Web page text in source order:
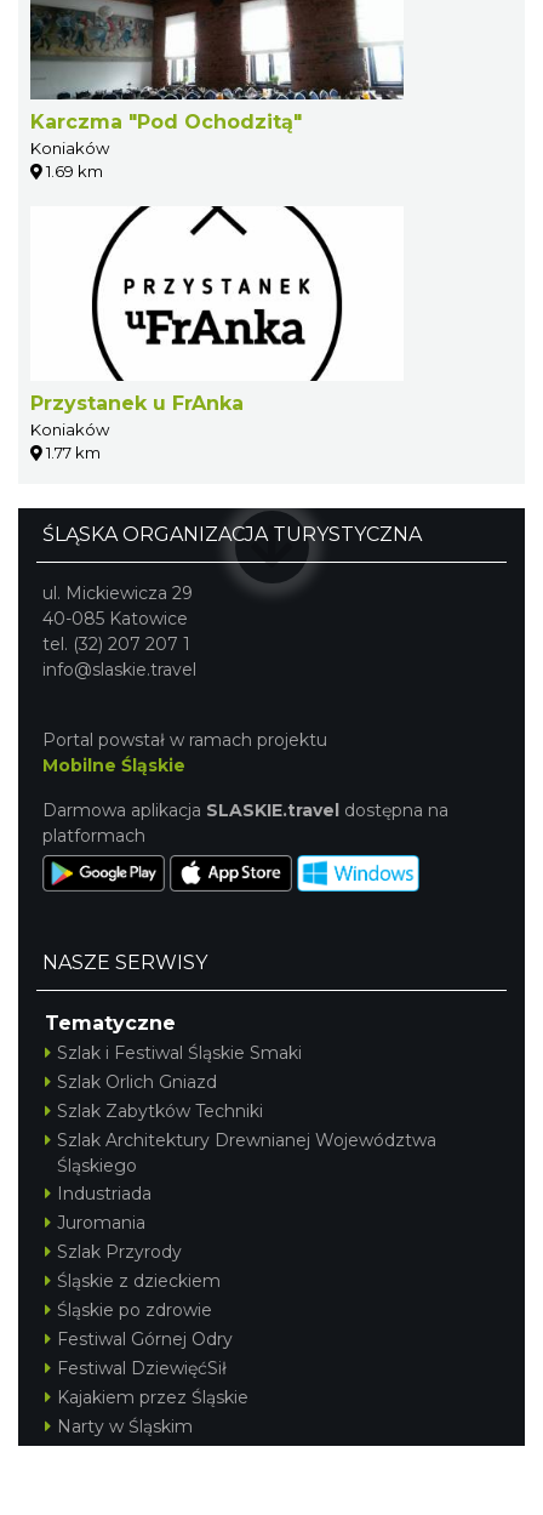
Karczma "Pod Ochodzitą"
Koniaków
1.69 km
Przystanek u FrAnka
Koniaków
1.77 km
ŚLĄSKA ORGANIZACJA TURYSTYCZNA
ul. Mickiewicza 29
40-085 Katowice
tel. (32) 207 207 1
info@slaskie.travel
Portal powstał w ramach projektu
Mobilne Śląskie
Darmowa aplikacja SLASKIE.travel dostępna na
platformach
NASZE SERWISY
Tematyczne
Szlak i Festiwal Śląskie Smaki
Szlak Orlich Gniazd
Szlak Zabytków Techniki
Szlak Architektury Drewnianej Województwa
Śląskiego
Industriada
Juromania
Szlak Przyrody
Śląskie z dzieckiem
Śląskie po zdrowie
Festiwal Górnej Odry
Festiwal DziewięćSił
Kajakiem przez Śląskie
Narty w Śląskim